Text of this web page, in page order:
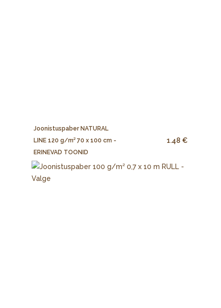
Joonistuspaber NATURAL
LINE 120 g/m² 70 x 100 cm -
ERINEVAD TOONID
1.48 €